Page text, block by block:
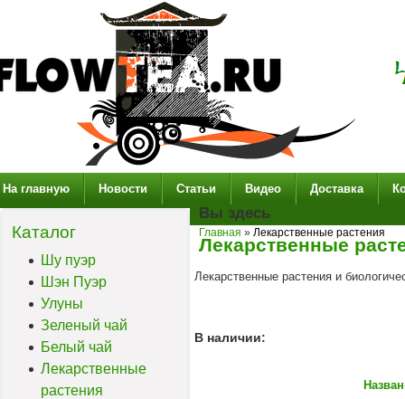
На главную Новости Статьи Видео Доставка
Каталог
Шу пуэр
Шэн Пуэр
Улуны
Зеленый чай
Белый чай
Лекарственные
растения
Вы здесь
Главная » Лекарственные растения
Лекарственные
Лекарственные растения и
В наличии: